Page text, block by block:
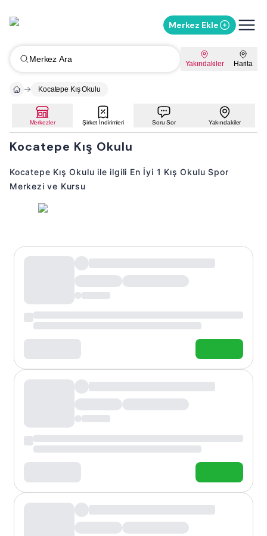
Merkez Ekle
Merkez Ara Yakındakiler Harita
Kocatepe Kış Okulu
Merkezler Şirket İndirimleri Soru Sor Yakındakiler
Kocatepe Kış Okulu
Kocatepe Kış Okulu ile ilgili En İyi 1 Kış Okulu Spor
Merkezi ve Kursu